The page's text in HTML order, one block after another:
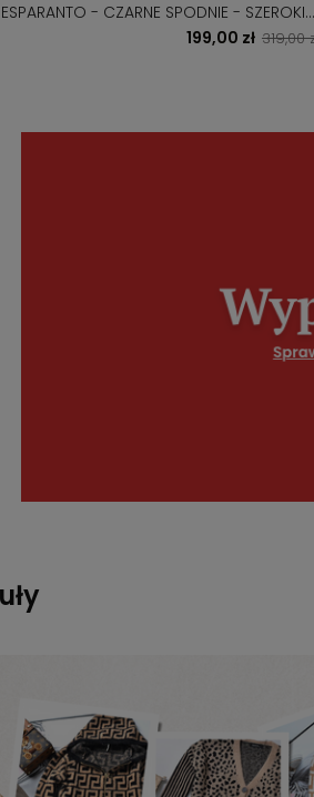
ESPARANTO - CZARNE SPODNIE - SZEROKI
PASEK - ZŁOTE ZDOBIENIA
319,00
199,00 zł